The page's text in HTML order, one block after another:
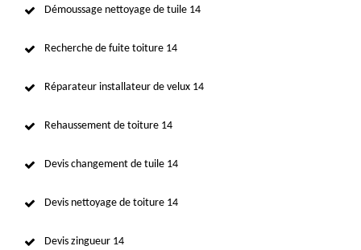
Démoussage nettoyage de tuile 14
Recherche de fuite toiture 14
Réparateur installateur de velux 14
Rehaussement de toiture 14
Devis changement de tuile 14
Devis nettoyage de toiture 14
Devis zingueur 14